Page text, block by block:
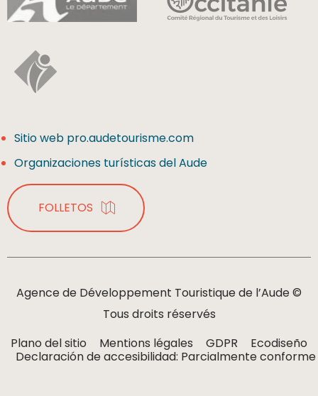
Sitio web pro.audetourisme.com
Organizaciones turísticas del Aude
FOLLETOS
Agence de Développement Touristique de l’Aude ©
Tous droits réservés
Plano del sitio
Mentions légales GDPR
Ecodiseño
Declaración de accesibilidad: Parcialmente conforme